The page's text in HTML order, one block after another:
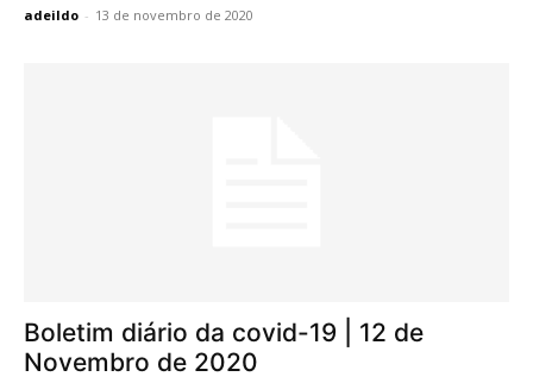
adeildo - 13 de novembro de 2020
Boletim diário da covid-19 | 12 de
Novembro de 2020